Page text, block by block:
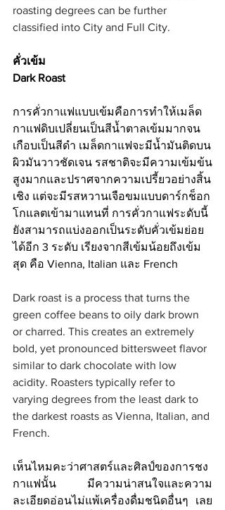
roasting degrees can be further
classified into City and Full City.
คั่วเข้ม
Dark Roast
การคั่วกาแฟแบบเข้มคือการทำให้เมล็ด
กาแฟดิบเปลี่ยนเป็นสีน้ำตาลเข้มมากจน
เกือบเป็นสีดำ เมล็ดกาแฟจะมีน้ำมันติดบน
ผิวมันวาวชัดเจน รสชาติจะมีความเข้มข้น
สูงมากและปราศจากความเปรี้ยวอย่างสิ้น
เชิง แต่จะมีรสหวานเจือขมแบบดาร์กช็อก
โกแลตเข้ามาแทนที่ การคั่วกาแฟระดับนี้
ยังสามารถแบ่งออกเป็นระดับคั่วเข้มย่อย
ได้อีก 3 ระดับ เรียงจากสีเข้มน้อยถึงเข้ม
สุด คือ Vienna, Italian และ French
Dark roast is a process that turns the
green coffee beans to oily dark brown
or charred. This creates an extremely
bold, yet pronounced bittersweet flavor
similar to dark chocolate with low
acidity. Roasters typically refer to
varying degrees from the least dark to
the darkest roasts as Vienna, Italian, and
French.
เห็นไหมคะว่าศาสตร์และศิลป์ของการชง
กาแฟนั้น มีความน่าสนใจและความ
ละเอียดอ่อนไม่แพ้เครื่องดื่มชนิดอื่นๆ เลย